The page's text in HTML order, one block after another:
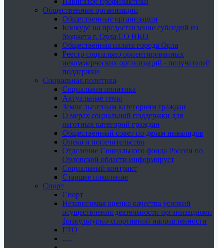
Общественные организации
Общественные организации
Конкурс на предоставление субсидий из
бюджета г. Орла СО НКО
Общественная палата города Орла
Реестр социально ориентированных
некоммерческих организаций - получателей
поддержки
Социальная политика
Социальная политика
Актуальные темы
Земля льготным категориям граждан
О мерах социальной поддержки для
льготных категорий граждан
Общественный совет по делам инвалидов
Опека и попечительство
Отделение Социального фонда России по
Орловской области информирует
Социальный контракт
Старшее поколение
Спорт
Спорт
Независимая оценка качества условий
осуществления деятельности организациями
физкультурно-спортивной направленности
ГТО
.....